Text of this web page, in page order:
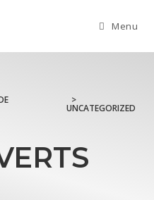
Menu
>
UNCATEGORIZED